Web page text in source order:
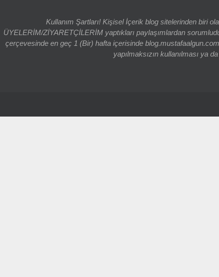
Kullanım Şartları! Kişisel İçerik blog sitelerinden biri
ÜYELERİM/ZİYARETÇİLERİM yaptıkları paylaşımlardan
çerçevesinde en geç 1 (Bir) hafta içerisinde
yapılmaksızın kullanılması ya